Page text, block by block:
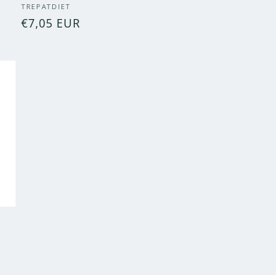
Proveedor:
TREPATDIET
Precio
€7,05 EUR